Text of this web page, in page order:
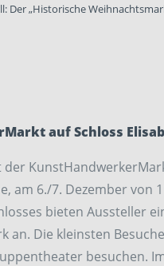
Der „Historische
auf Schloss
am 6./7. Dezember von
bieten Aussteller
an. Die kleinsten
besuchen.